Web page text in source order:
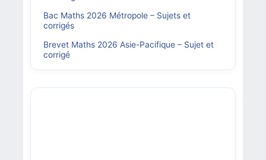
Bac Maths 2026 Métropole – Sujets et
corrigés
Brevet Maths 2026 Asie-Pacifique – Sujet et
corrigé